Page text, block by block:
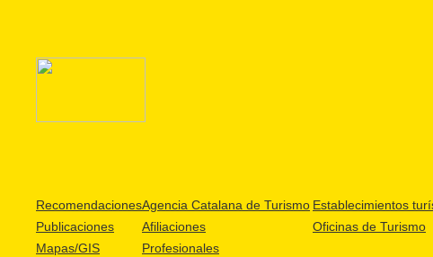
Recomendaciones
Publicaciones
Mapas/GIS
Agencia Catalana de Turismo
Afiliaciones
Profesionales
Establecimientos
Oficinas de Turismo